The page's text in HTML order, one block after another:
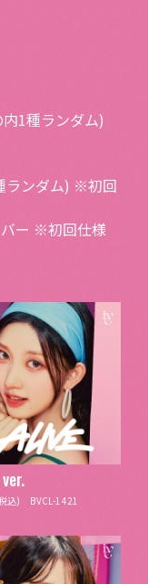
1種ランダム)
ランダム) ※初回
バー ※初回仕様
込) BVCL-1421